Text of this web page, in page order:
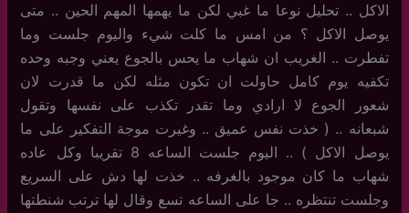
الاكل .. تحليل نوعا ما غبي لكن ما يهمها المهم الحين .. متى
يوصل الاكل ؟ من امس ما كلت شيء واليوم جلست وما
تفطرت .. الغريب ان شهاب ما يحس بالجوع يعني وجبه وحده
تكفيه يوم كامل حاولت ان تكون مثله لكن ما قدرت لان
شعور الجوع لا ارادي وما تقدر تكذب على نفسها وتقول
شبعانه .. ( خذت نفس عميق .. وغيرت موجة التفكير على ما
يوصل الاكل ) .. اليوم جلست الساعه 8 تقريبا وكل عاده
شهاب ما كان موجود بالغرفه .. خذت لها دش على السريع
وجلست تنتظره .. جا على الساعه تسع وقال لها ترتب شنطتها